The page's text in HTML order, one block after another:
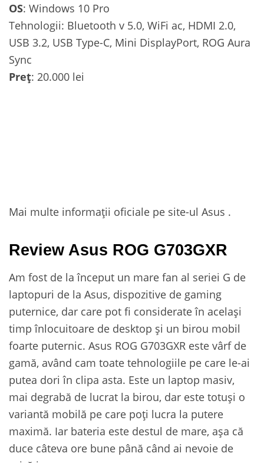
OS: Windows 10 Pro
Tehnologii: Bluetooth v 5.0, WiFi ac, HDMI 2.0,
USB 3.2, USB Type-C, Mini DisplayPort, ROG Aura
Sync
Preț: 20.000 lei
Mai multe informații oficiale pe site-ul Asus .
Review Asus ROG G703GXR
Am fost de la început un mare fan al seriei G de
laptopuri de la Asus, dispozitive de gaming
puternice, dar care pot fi considerate în același
timp înlocuitoare de desktop și un birou mobil
foarte puternic. Asus ROG G703GXR este vârf de
gamă, având cam toate tehnologiile pe care le-ai
putea dori în clipa asta. Este un laptop masiv,
mai degrabă de lucrat la birou, dar este totuși o
variantă mobilă pe care poți lucra la putere
maximă. Iar bateria este destul de mare, așa că
duce câteva ore bune până când ai nevoie de